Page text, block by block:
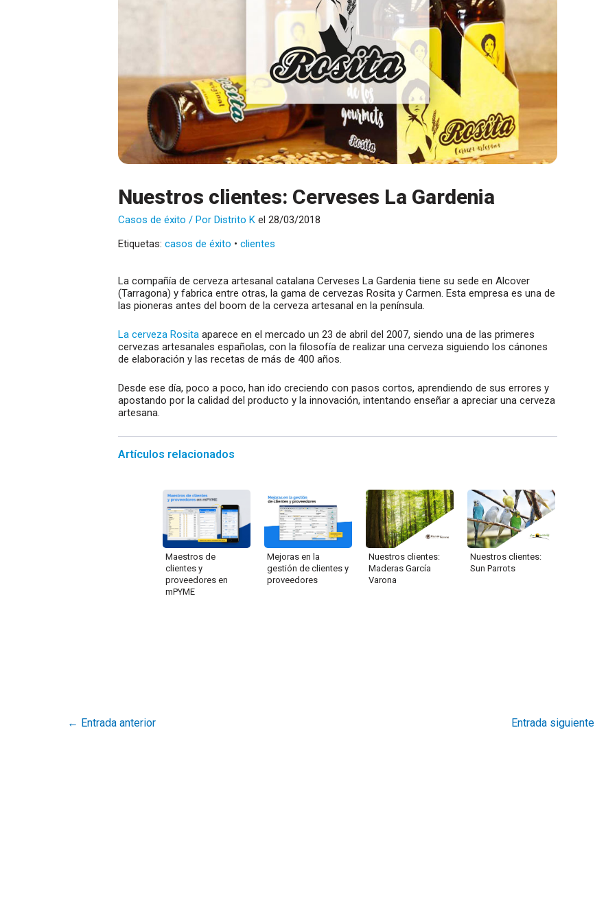
Nuestros clientes: Cerveses La Gardenia
Casos de éxito / Por Distrito K el 28/03/2018
Etiquetas:casos de éxito •clientes
La compañía de cerveza artesanal catalana Cerveses La Gardenia tiene su sede en Alcover
(Tarragona) y fabrica entre otras, la gama de cervezas Rosita y Carmen. Esta empresa es una de
las pioneras antes del boom de la cerveza artesanal en la península.
La cerveza Rosita aparece en el mercado un 23 de abril del 2007, siendo una de las primeres
cervezas artesanales españolas, con la filosofía de realizar una cerveza siguiendo los cánones
de elaboración y las recetas de más de 400 años.
Desde ese día, poco a poco, han ido creciendo con pasos cortos, aprendiendo de sus errores y
apostando por la calidad del producto y la innovación, intentando enseñar a apreciar una cerveza
artesana.
Artículos relacionados
Maestros de
clientes y
proveedores en
mPYME
Mejoras en la
gestión de clientes y
proveedores
Nuestros clientes:
Maderas García
Varona
Nuestros clientes:
Sun Parrots
← Entrada anterior Entrada siguiente